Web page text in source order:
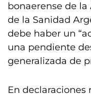
bonaerense de la
de la Sanidad
debe haber un
una pendiente
generalizada de
En declaraciones